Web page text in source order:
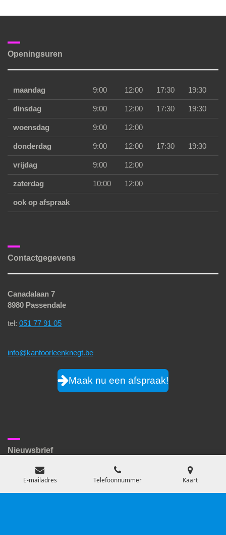
Openingsuren
maandag 9:00 12:00 17:30 19:30
dinsdag 9:00 12:00 17:30 19:30
woensdag 9:00 12:00
donderdag 9:00 12:00 17:30 19:30
vrijdag 9:00 12:00
zaterdag 10:00 12:00
ook op afspraak
Contactgegevens
Canadalaan 7
8980 Passendale
tel: 051 77 91 05
info@kantoorleenknegt.be
Maak nu een afspraak!
Nieuwsbrief
website by
E-mailadres Telefoonnummer Kaart